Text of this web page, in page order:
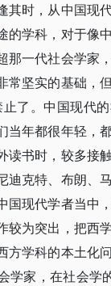
时，从中国现
的学科，对于像
一代社会学家
坚实的基础，
了。中国现代
当年都很年轻，
书时，较多接
克特、布朗、
现代学者当中
为突出，把西
方学科的本土化
家，在社会学